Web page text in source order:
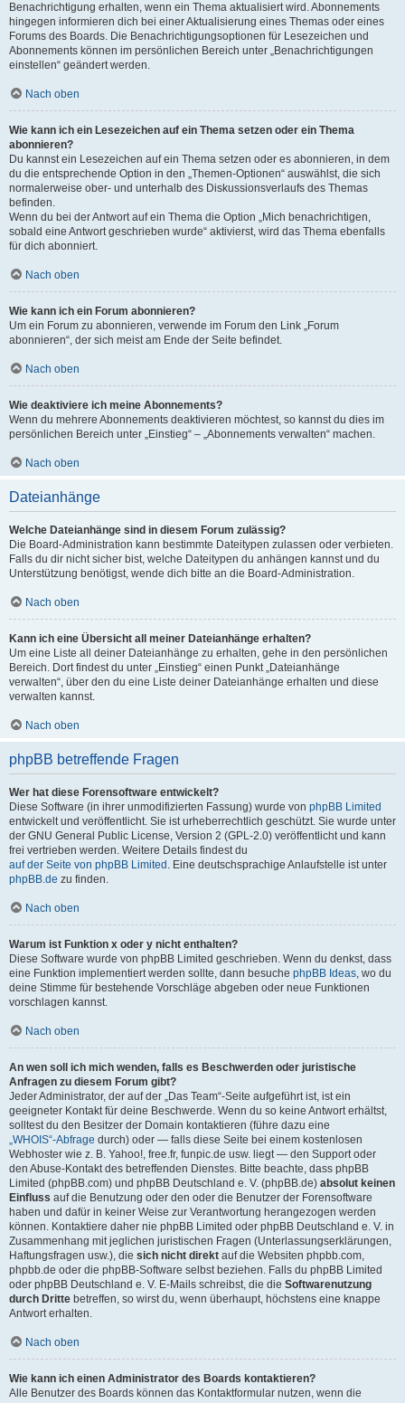
Benachrichtigung erhalten, wenn ein Thema aktualisiert wird. Abonnements
hingegen informieren dich bei einer Aktualisierung eines Themas oder eines
Forums des Boards. Die Benachrichtigungsoptionen für Lesezeichen und
Abonnements können im persönlichen Bereich unter „Benachrichtigungen
einstellen“ geändert werden.
Nach oben
Wie kann ich ein Lesezeichen auf ein Thema setzen oder ein Thema
abonnieren?
Du kannst ein Lesezeichen auf ein Thema setzen oder es abonnieren, in dem
du die entsprechende Option in den „Themen-Optionen“ auswählst, die sich
normalerweise ober- und unterhalb des Diskussionsverlaufs des Themas
befinden.
Wenn du bei der Antwort auf ein Thema die Option „Mich benachrichtigen,
sobald eine Antwort geschrieben wurde“ aktivierst, wird das Thema ebenfalls
für dich abonniert.
Nach oben
Wie kann ich ein Forum abonnieren?
Um ein Forum zu abonnieren, verwende im Forum den Link „Forum
abonnieren“, der sich meist am Ende der Seite befindet.
Nach oben
Wie deaktiviere ich meine Abonnements?
Wenn du mehrere Abonnements deaktivieren möchtest, so kannst du dies im
persönlichen Bereich unter „Einstieg“ – „Abonnements verwalten“ machen.
Nach oben
Dateianhänge
Welche Dateianhänge sind in diesem Forum zulässig?
Die Board-Administration kann bestimmte Dateitypen zulassen oder verbieten.
Falls du dir nicht sicher bist, welche Dateitypen du anhängen kannst und du
Unterstützung benötigst, wende dich bitte an die Board-Administration.
Nach oben
Kann ich eine Übersicht all meiner Dateianhänge erhalten?
Um eine Liste all deiner Dateianhänge zu erhalten, gehe in den persönlichen
Bereich. Dort findest du unter „Einstieg“ einen Punkt „Dateianhänge
verwalten“, über den du eine Liste deiner Dateianhänge erhalten und diese
verwalten kannst.
Nach oben
phpBB betreffende Fragen
Wer hat diese Forensoftware entwickelt?
Diese Software (in ihrer unmodifizierten Fassung) wurde von phpBB Limited
entwickelt und veröffentlicht. Sie ist urheberrechtlich geschützt. Sie wurde unter
der GNU General Public License, Version 2 (GPL-2.0) veröffentlicht und kann
frei vertrieben werden. Weitere Details findest du
auf der Seite von phpBB Limited . Eine deutschsprachige Anlaufstelle ist unter
phpBB.de zu finden.
Nach oben
Warum ist Funktion x oder y nicht enthalten?
Diese Software wurde von phpBB Limited geschrieben. Wenn du denkst, dass
eine Funktion implementiert werden sollte, dann besuche phpBB Ideas, wo du
deine Stimme für bestehende Vorschläge abgeben oder neue Funktionen
vorschlagen kannst.
Nach oben
An wen soll ich mich wenden, falls es Beschwerden oder juristische
Anfragen zu diesem Forum gibt?
Jeder Administrator, der auf der „Das Team“-Seite aufgeführt ist, ist ein
geeigneter Kontakt für deine Beschwerde. Wenn du so keine Antwort erhältst,
solltest du den Besitzer der Domain kontaktieren (führe dazu eine
„WHOIS“-Abfrage durch) oder — falls diese Seite bei einem kostenlosen
Webhoster wie z. B. Yahoo!, free.fr, funpic.de usw. liegt — den Support oder
den Abuse-Kontakt des betreffenden Dienstes. Bitte beachte, dass phpBB
Limited (phpBB.com) und phpBB Deutschland e. V. (phpBB.de) absolut keinen
Einfluss auf die Benutzung oder den oder die Benutzer der Forensoftware
haben und dafür in keiner Weise zur Verantwortung herangezogen werden
können. Kontaktiere daher nie phpBB Limited oder phpBB Deutschland e. V. in
Zusammenhang mit jeglichen juristischen Fragen (Unterlassungserklärungen,
Haftungsfragen usw.), die sich nicht direkt auf die Websiten phpbb.com,
phpbb.de oder die phpBB-Software selbst beziehen. Falls du phpBB Limited
oder phpBB Deutschland e. V. E-Mails schreibst, die die Softwarenutzung
durch Dritte betreffen, so wirst du, wenn überhaupt, höchstens eine knappe
Antwort erhalten.
Nach oben
Wie kann ich einen Administrator des Boards kontaktieren?
Alle Benutzer des Boards können das Kontaktformular nutzen, wenn die